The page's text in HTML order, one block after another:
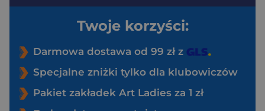
Twoje korzyści:
Darmowa dostawa od 99 zł z
Specjalne zniżki tylko dla klubowiczów
Pakiet zakładek Art Ladies za 1 zł